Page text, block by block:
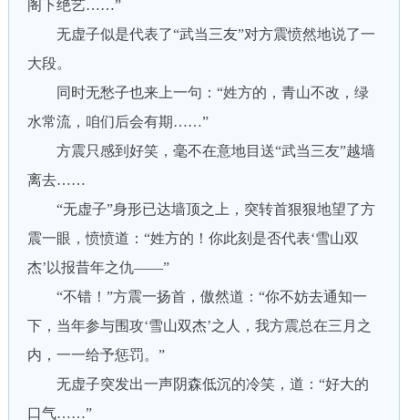
阁下绝艺……”
无虚子似是代表了“武当三友”对方震愤然地说了一
大段。
同时无愁子也来上一句：“姓方的，青山不改，绿
水常流，咱们后会有期……”
方震只感到好笑，毫不在意地目送“武当三友”越墙
离去……
“无虚子”身形已达墙顶之上，突转首狠狠地望了方
震一眼，愤愤道：“姓方的！你此刻是否代表‘雪山双
杰’以报昔年之仇——”
“不错！”方震一扬首，傲然道：“你不妨去通知一
下，当年参与围攻‘雪山双杰’之人，我方震总在三月之
内，一一给予惩罚。”
无虚子突发出一声阴森低沉的冷笑，道：“好大的
口气……”